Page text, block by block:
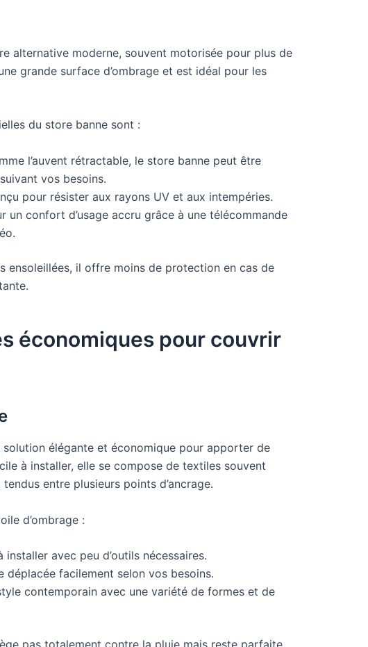
alternative moderne, souvent motorisée pour plus de
grande surface d’ombrage et est idéal pour les
du store banne sont :
l’auvent rétractable, le store banne peut être
vos besoins.
pour résister aux rayons UV et aux intempéries.
un confort d’usage accru grâce à une télécommande
ensoleillées, il offre moins de protection en cas de
économiques pour couvrir
solution élégante et économique pour apporter de
à installer, elle se compose de textiles souvent
entre plusieurs points d’ancrage.
d’ombrage :
installer avec peu d’outils nécessaires.
déplacée facilement selon vos besoins.
contemporain avec une variété de formes et de